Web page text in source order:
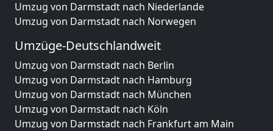
Umzug von Darmstadt nach Niederlande
Umzug von Darmstadt nach Norwegen
Umzüge-Deutschlandweit
Umzug von Darmstadt nach Berlin
Umzug von Darmstadt nach Hamburg
Umzug von Darmstadt nach München
Umzug von Darmstadt nach Köln
Umzug von Darmstadt nach Frankfurt am Main